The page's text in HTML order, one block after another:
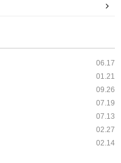
06.17
01.21
09.26
07.19
07.13
02.27
02.14